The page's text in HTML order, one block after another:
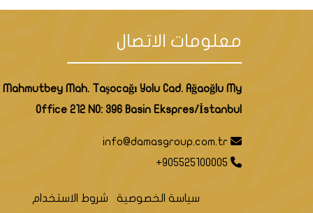
معلومات الاتصال
Mahmutbey Mah. Taşocağı Yolu Cad. Ağaoğlu My
Office 212 NO: 396 Basin Ekspres/İstanbul
info@damasgroup.com.tr
+905525100005
سياسة الخصوصية شروط الاستخدام